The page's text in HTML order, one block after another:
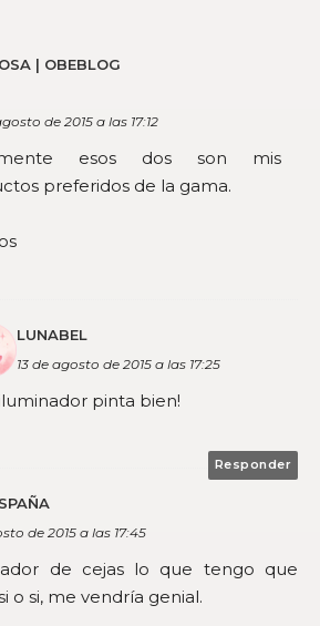
| OBEBLOG
de 2015 a las 17:12
esos dos son mis
preferidos de la gama.
LUNABEL
13 de agosto de 2015 a las 17:25
pinta bien!
Responder
de 2015 a las 17:45
de cejas lo que tengo que
o si, me vendría genial.